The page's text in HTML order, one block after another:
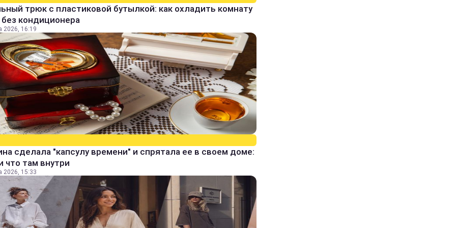
трюк с пластиковой бутылкой: как охладить комнату
кондиционера
2026, 16:19
сделала "капсулу времени" и спрятала ее в своем доме:
что там внутри
2026, 15:33